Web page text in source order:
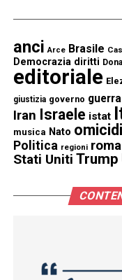
anci Arce Brasile
Democrazia diritti
editoriale
giustizia governo guerra
Iran Israele istat
musica Nato
Politica regioni roma
Stati Uniti Trump